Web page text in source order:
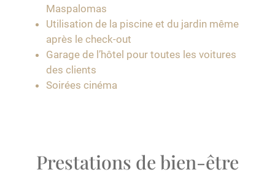
Maspalomas
Utilisation de la piscine et du jardin même
après le check-out
Garage de l’hôtel pour toutes les voitures
des clients
Soirées cinéma
Prestations de bien-être